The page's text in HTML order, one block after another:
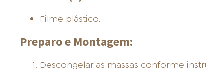
Filme plástico.
Preparo e Montagem:
Descongelar as massas conforme